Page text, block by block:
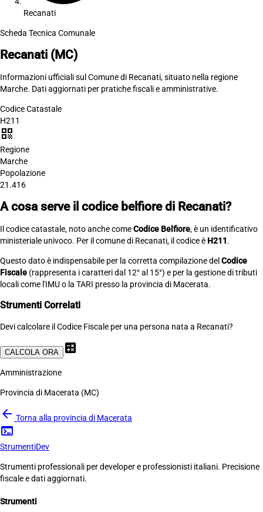
Recanati
Scheda Tecnica Comunale
Recanati (MC)
Informazioni ufficiali sul Comune di Recanati, situato nella regione
Marche. Dati aggiornati per pratiche fiscali e amministrative.
Codice Catastale
H211
qr_code
Regione
Marche
Popolazione
21.416
A cosa serve il codice belfiore di Recanati?
Il codice catastale, noto anche comeCodice Belfiore, è un identificativo
ministeriale univoco. Per il comune di Recanati, il codice è H211.
Questo dato è indispensabile per la corretta compilazione del Codice
Fiscale (rappresenta i caratteri dal 12° al 15°) e per la gestione di tributi
locali come l'IMU o la TARI presso la provincia di Macerata.
Strumenti Correlati
Devi calcolare il Codice Fiscale per una persona nata a Recanati?
CALCOLA ORA calculate
Amministrazione
Provincia di Macerata (MC)
arrow_back Torna alla provincia di Macerata
terminal
StrumentiDev
Strumenti professionali per developer e professionisti italiani. Precisione
fiscale e dati aggiornati.
Strumenti